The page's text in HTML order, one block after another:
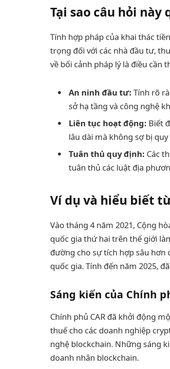
Tại sao câu hỏi này
Tính hợp pháp của khai thác
trọng đối với các nhà đầu tư,
về bối cảnh pháp lý là điều cần
An ninh đầu tư: Tính rõ
sở hạ tầng và công nghệ
Liên tục hoạt động: Biết
lâu dài mà không sợ bị
Tuân thủ quy định: Các
tuân thủ các luật địa
Ví dụ và hiểu biết
Vào tháng 4 năm 2021, Cộng
quốc gia thứ hai trên thế giới
đường cho sự tích hợp sâu hơn
quốc gia. Tính đến năm 2025,
Sáng kiến của Chính
Chính phủ CAR đã khởi động
thuế cho các doanh nghiệp
nghệ blockchain. Những sáng
doanh nhân blockchain.